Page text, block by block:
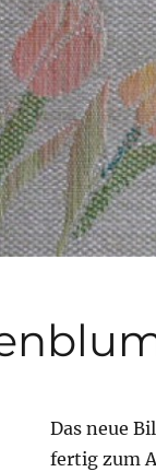
Das neue
fertig zum